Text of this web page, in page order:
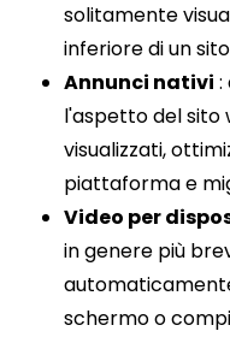
solitamente
inferiore di un
Annunci nativi :
l'aspetto del sito
visualizzati,
piattaforma e
Video per
in genere più
schermo o